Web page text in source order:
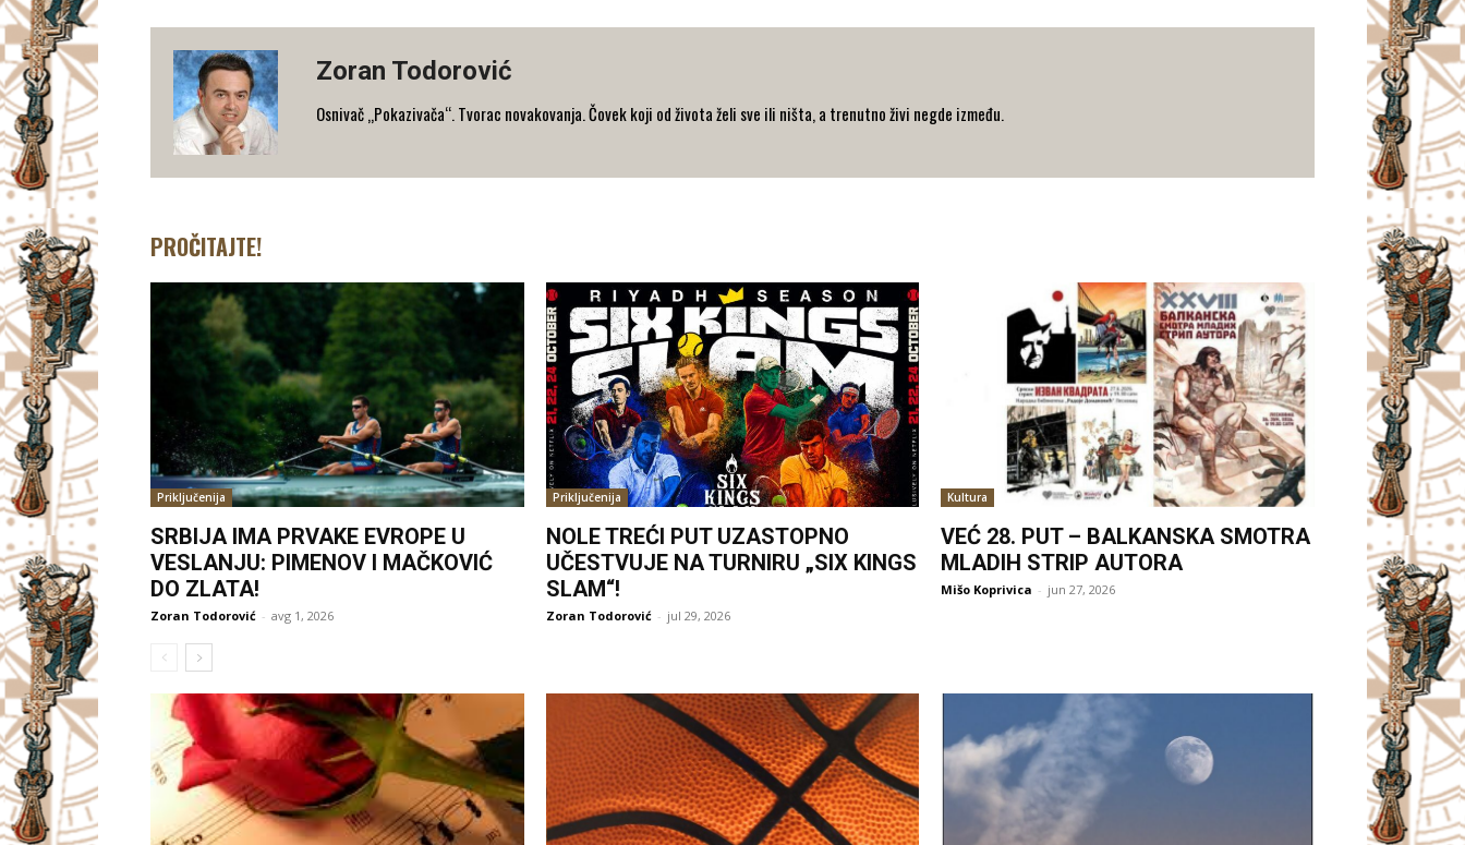
Zoran Todorović
Osnivač „Pokazivača“. Tvorac novakovanja. Čovek koji od života želi sve ili ništa, a trenutno živi negde između.
PROČITAJTE!
Priključenija
SRBIJA IMA PRVAKE EVROPE U
VESLANJU: PIMENOV I MAČKOVIĆ
DO ZLATA!
Zoran Todorović - avg 1, 2026
Priključenija
NOLE TREĆI PUT UZASTOPNO
UČESTVUJE NA TURNIRU „SIX KINGS
SLAM“!
Zoran Todorović - jul 29, 2026
Kultura
VEĆ 28. PUT – BALKANSKA SMOTRA
MLADIH STRIP AUTORA
Mišo Koprivica - jun 27, 2026